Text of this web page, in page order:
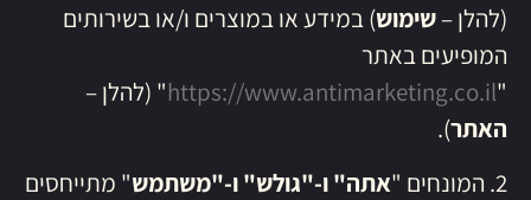
(להלן –שימוש) במידע או במוצרים ו/או בשירותים
המופיעים באתר
"
https://www.antimarketing.co.il" (להלן –
האתר).
2. המונחים "
אתה" ו-"גולש" ו-"משתמש" מתייחסים